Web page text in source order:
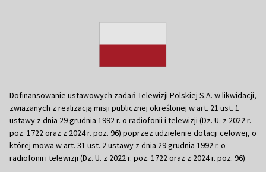
Dofinansowanie ustawowych zadań Telewizji Polskiej S.A. w likwidacji,
związanych z realizacją misji publicznej określonej w art. 21 ust. 1
ustawy z dnia 29 grudnia 1992 r. o radiofonii i telewizji (Dz. U. z 2022 r.
poz. 1722 oraz z 2024 r. poz. 96) poprzez udzielenie dotacji celowej, o
której mowa w art. 31 ust. 2 ustawy z dnia 29 grudnia 1992 r. o
radiofonii i telewizji (Dz. U. z 2022 r. poz. 1722 oraz z 2024 r. poz. 96)